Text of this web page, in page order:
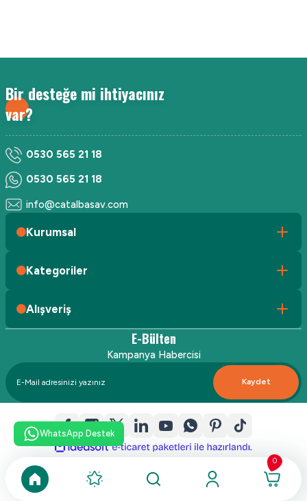
Bir desteğe mi ihtiyacınız
var?
0530 565 21 18
0530 565 21 18
info@catalbasav.com
Kurumsal
Kategoriler
Alışveriş
E-Bülten
Kampanya Habercisi
Kaydet
WhatsApp Destek
0
ideasoft
e-
hazırlandı.